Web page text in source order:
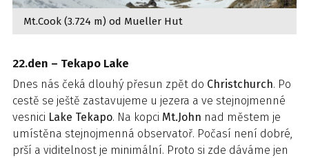
Mt.Cook (3.724 m) od Mueller Hut
22.den – Tekapo Lake
Dnes nás čeká dlouhý přesun zpět do Christchurch. Po
cestě se ještě zastavujeme u jezera a ve stejnojmenné
vesnici Lake Tekapo. Na kopci Mt.John nad městem je
umístěna stejnojmenná observatoř. Počasí není dobré,
prší a viditelnost je minimální. Proto si zde dáváme jen